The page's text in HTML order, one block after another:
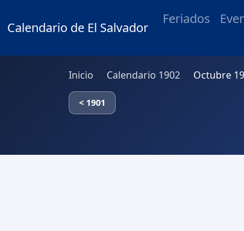
Calendario de El Salvador
Feriados
Inicio Calendario 1902 Octubre
< 1901